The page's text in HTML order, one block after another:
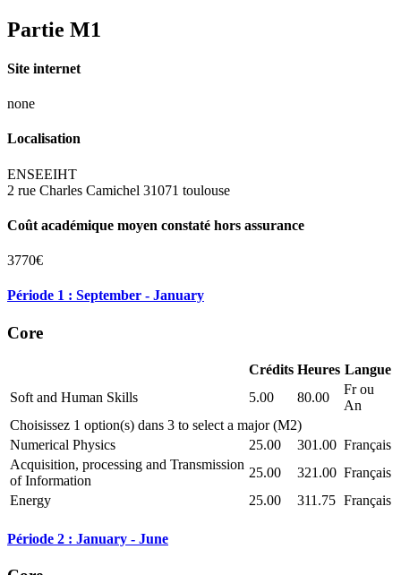
Partie M1
Site internet
none
Localisation
ENSEEIHT
2 rue Charles Camichel 31071 toulouse
Coût académique moyen constaté hors assurance
3770€
Période 1 : September - January
Core
Crédits Heures Langue
Soft and Human Skills
5.00 80.00
Fr ou
An
Choisissez 1 option(s) dans 3 to select a major (M2)
Numerical Physics
25.00 301.00 Français
Acquisition, processing and Transmission
of Information
25.00 321.00 Français
Energy
25.00 311.75 Français
Période 2 : January - June